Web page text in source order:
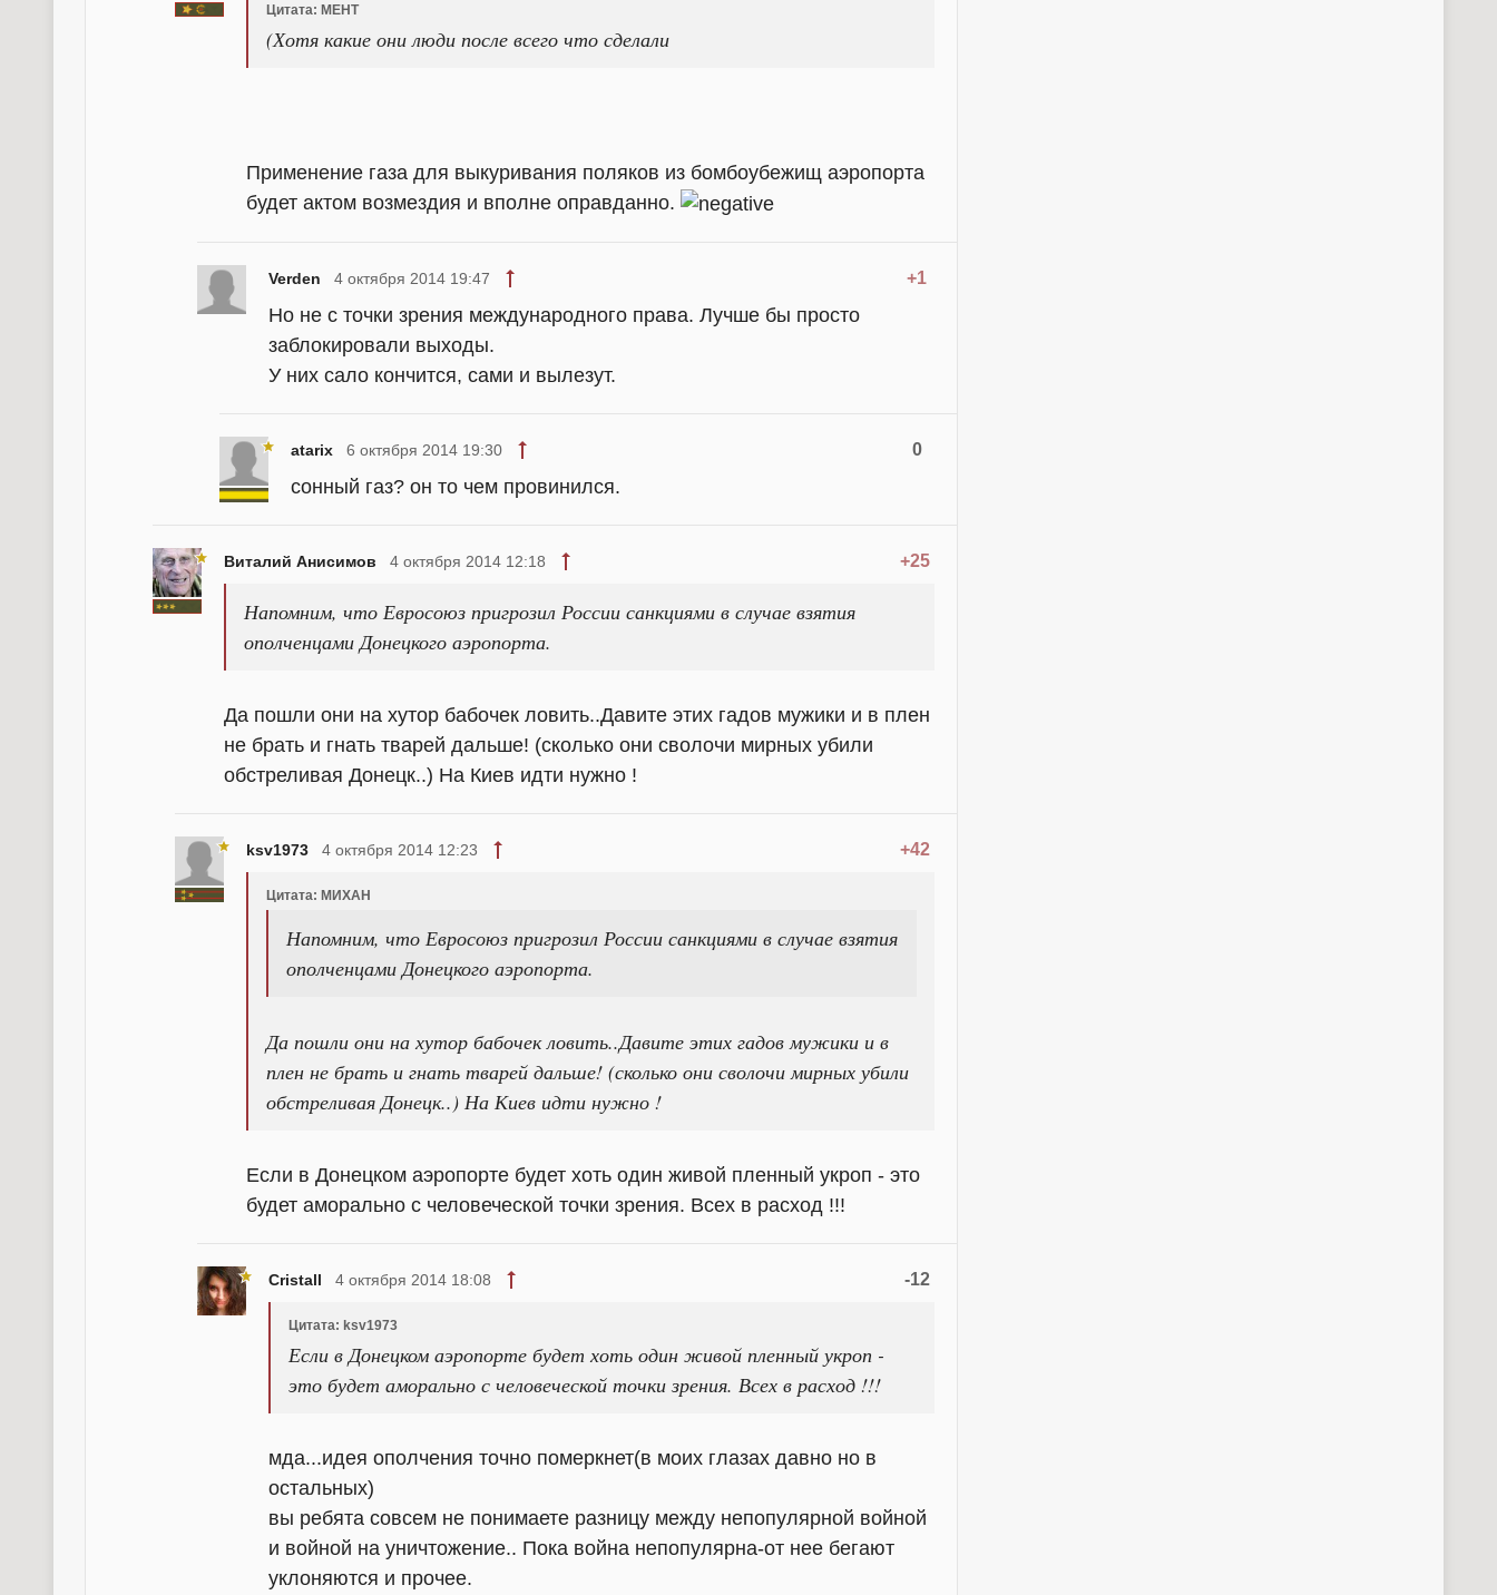
Цитата: MEHT
(Хотя какие они люди после всего что сделали
Применение газа для выкуривания поляков из бомбоубежищ аэропорта
будет актом возмездия и вполне оправданно.
Verden +1
4 октября 2014 19:47
Но не с точки зрения международного права. Лучше бы просто
заблокировали выходы.
У них сало кончится, сами и вылезут.
atarix 0
6 октября 2014 19:30
сонный газ? он то чем провинился.
Виталий Анисимов +25
4 октября 2014 12:18
Напомним, что Евросоюз пригрозил России санкциями в случае взятия
ополченцами Донецкого аэропорта.
Да пошли они на хутор бабочек ловить..Давите этих гадов мужики и в плен
не брать и гнать тварей дальше! (сколько они сволочи мирных убили
обстреливая Донецк..) На Киев идти нужно !
ksv1973 +42
4 октября 2014 12:23
Цитата: МИХАН
Напомним, что Евросоюз пригрозил России санкциями в случае взятия
ополченцами Донецкого аэропорта.
Да пошли они на хутор бабочек ловить..Давите этих гадов мужики и в
плен не брать и гнать тварей дальше! (сколько они сволочи мирных убили
обстреливая Донецк..) На Киев идти нужно !
Если в Донецком аэропорте будет хоть один живой пленный укроп - это
будет аморально с человеческой точки зрения. Всех в расход !!!
Cristall -12
4 октября 2014 18:08
Цитата: ksv1973
Если в Донецком аэропорте будет хоть один живой пленный укроп -
это будет аморально с человеческой точки зрения. Всех в расход !!!
мда...идея ополчения точно померкнет(в моих глазах давно но в
остальных)
вы ребята совсем не понимаете разницу между непопулярной войной
и войной на уничтожение.. Пока война непопулярна-от нее бегают
уклоняются и прочее.